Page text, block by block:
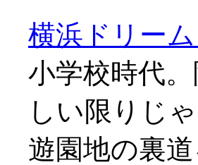
横浜ドリー
小学校時代
しい限りじ
遊園地の裏